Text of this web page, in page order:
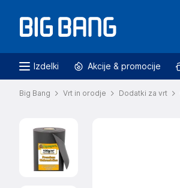
Izdelki Akcije & promocije
Big Bang Vrt in orodje Dodatki za vrt